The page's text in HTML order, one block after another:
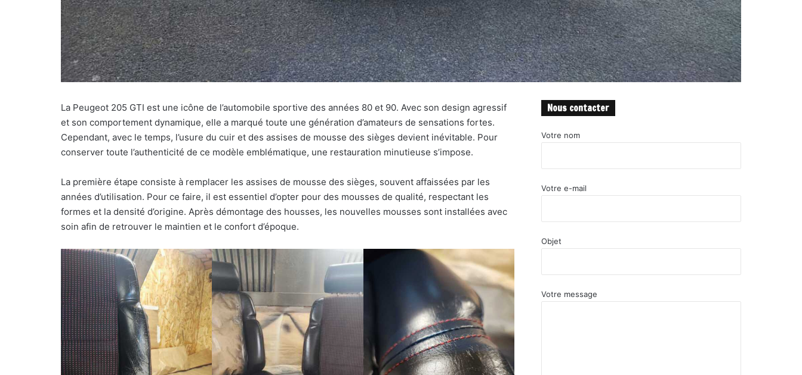
La Peugeot 205 GTI est une icône de l’automobile sportive des années 80 et 90. Avec son design agressif
et son comportement dynamique, elle a marqué toute une génération d’amateurs de sensations fortes.
Cependant, avec le temps, l’usure du cuir et des assises de mousse des sièges devient inévitable. Pour
conserver toute l’authenticité de ce modèle emblématique, une restauration minutieuse s’impose.
La première étape consiste à remplacer les assises de mousse des sièges, souvent affaissées par les
années d’utilisation. Pour ce faire, il est essentiel d’opter pour des mousses de qualité, respectant les
formes et la densité d’origine. Après démontage des housses, les nouvelles mousses sont installées avec
soin afin de retrouver le maintien et le confort d’époque.
Nous contacter
Votre nom
Votre e-mail
Objet
Votre message